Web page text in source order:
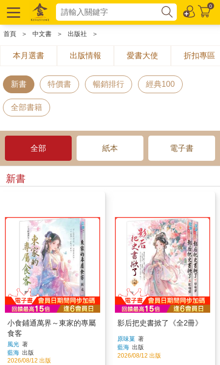
0
首頁 ＞ 中文書 ＞ 出版社 ＞
本月選書 出版情報 愛書大使 折扣專區
新書 特價書 暢銷排行 經典100
全部書籍
全部 紙本 電子書
新書
小食鋪通萬界～東家的專屬
食客
風光 著
藍海 出版
2026/08/12 出版
影后把史書掀了《全2冊》
原味菓 著
藍海 出版
2026/08/12 出版